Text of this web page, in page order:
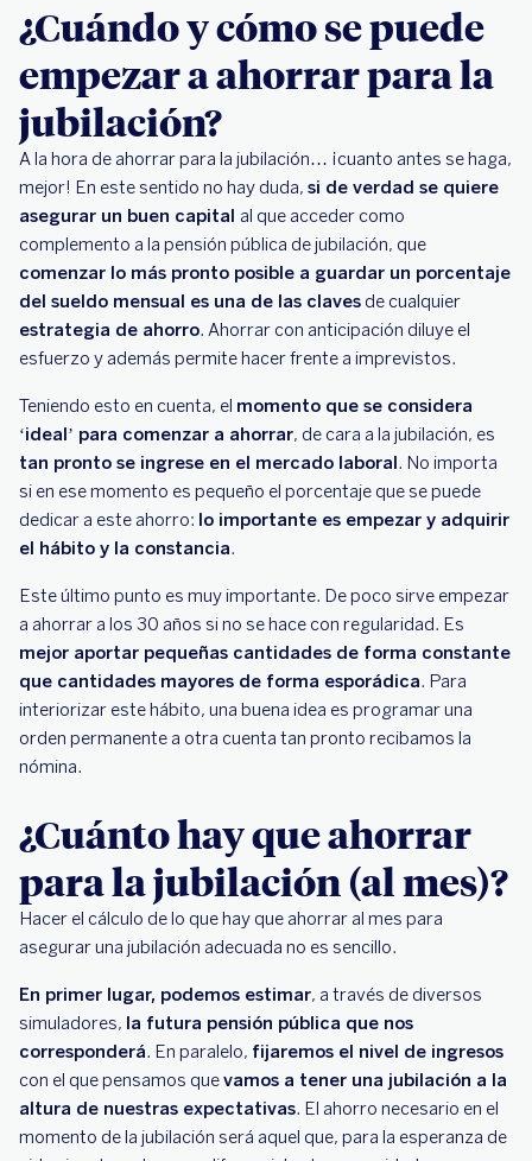
¿Cuándo y cómo se puede
empezar a ahorrar para la
jubilación?
A la hora de ahorrar para la jubilación… ¡cuanto antes se haga,
mejor! En este sentido no hay duda, si de verdad se quiere
asegurar un buen capital al que acceder como
complemento a la pensión pública de jubilación, que
comenzar lo más pronto posible a guardar un porcentaje
del sueldo mensual es una de las claves de cualquier
estrategia de ahorro. Ahorrar con anticipación diluye el
esfuerzo y además permite hacer frente a imprevistos.
Teniendo esto en cuenta, el momento que se considera
‘ideal’ para comenzar a ahorrar, de cara a la jubilación, es
tan pronto se ingrese en el mercado laboral. No importa
si en ese momento es pequeño el porcentaje que se puede
dedicar a este ahorro: lo importante es empezar y adquirir
el hábito y la constancia.
Este último punto es muy importante. De poco sirve empezar
a ahorrar a los 30 años si no se hace con regularidad. Es
mejor aportar pequeñas cantidades de forma constante
que cantidades mayores de forma esporádica. Para
interiorizar este hábito, una buena idea es programar una
orden permanente a otra cuenta tan pronto recibamos la
nómina.
¿Cuánto hay que ahorrar
para la jubilación (al mes)?
Hacer el cálculo de lo que hay que ahorrar al mes para
asegurar una jubilación adecuada no es sencillo.
En primer lugar, podemos estimar, a través de diversos
simuladores, la futura pensión pública que nos
corresponderá. En paralelo, fijaremos el nivel de ingresos
con el que pensamos quevamos a tener una jubilación a la
altura de nuestras expectativas. El ahorro necesario en el
momento de la jubilación será aquel que, para la esperanza de